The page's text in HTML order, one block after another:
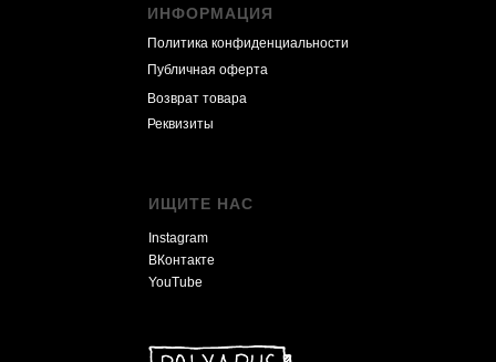
ИЩИТЕ НАС
Instagram
ВКонтакте
YouTube
ИНФОРМАЦИЯ
Политика конфиденциальности
Публичная оферта
Реквизиты
Возврат товара